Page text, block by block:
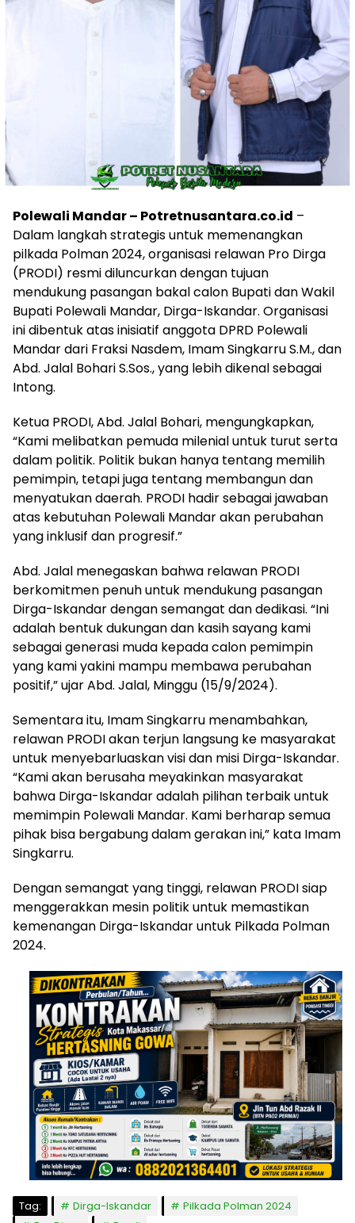
Polewali Mandar – Potretnusantara.co.id –
Dalam langkah strategis untuk memenangkan
pilkada Polman 2024, organisasi relawan Pro Dirga
(PRODI) resmi diluncurkan dengan tujuan
mendukung pasangan bakal calon Bupati dan Wakil
Bupati Polewali Mandar, Dirga-Iskandar. Organisasi
ini dibentuk atas inisiatif anggota DPRD Polewali
Mandar dari Fraksi Nasdem, Imam Singkarru S.M., dan
Abd. Jalal Bohari S.Sos., yang lebih dikenal sebagai
Intong.
Ketua PRODI, Abd. Jalal Bohari, mengungkapkan,
“Kami melibatkan pemuda milenial untuk turut serta
dalam politik. Politik bukan hanya tentang memilih
pemimpin, tetapi juga tentang membangun dan
menyatukan daerah. PRODI hadir sebagai jawaban
atas kebutuhan Polewali Mandar akan perubahan
yang inklusif dan progresif.”
Abd. Jalal menegaskan bahwa relawan PRODI
berkomitmen penuh untuk mendukung pasangan
Dirga-Iskandar dengan semangat dan dedikasi. “Ini
adalah bentuk dukungan dan kasih sayang kami
sebagai generasi muda kepada calon pemimpin
yang kami yakini mampu membawa perubahan
positif,” ujar Abd. Jalal, Minggu (15/9/2024).
Sementara itu, Imam Singkarru menambahkan,
relawan PRODI akan terjun langsung ke masyarakat
untuk menyebarluaskan visi dan misi Dirga-Iskandar.
“Kami akan berusaha meyakinkan masyarakat
bahwa Dirga-Iskandar adalah pilihan terbaik untuk
memimpin Polewali Mandar. Kami berharap semua
pihak bisa bergabung dalam gerakan ini,” kata Imam
Singkarru.
Dengan semangat yang tinggi, relawan PRODI siap
menggerakkan mesin politik untuk memastikan
kemenangan Dirga-Iskandar untuk Pilkada Polman
2024.
Tag: Dirga-Iskandar
Pilkada Polman 2024